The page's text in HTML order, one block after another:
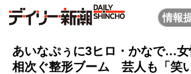
情報
あいなぷぅに3ヒロ・かなで…女
相次ぐ整形ブーム 芸人も「笑